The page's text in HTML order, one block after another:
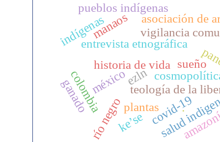
entrevista etnográfica
historia de vida
ezln
teología de la
méxico
salud
covid-19
vigilancia
manaos
plantas
río negro
asociación de
pueblos indígenas
colombia
ganado
indígenas
.
ke’se
sueño